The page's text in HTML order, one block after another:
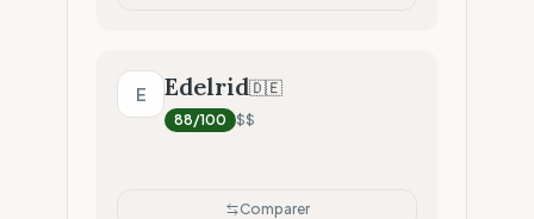
E Edelrid🇩🇪
88/100 $$
Comparer